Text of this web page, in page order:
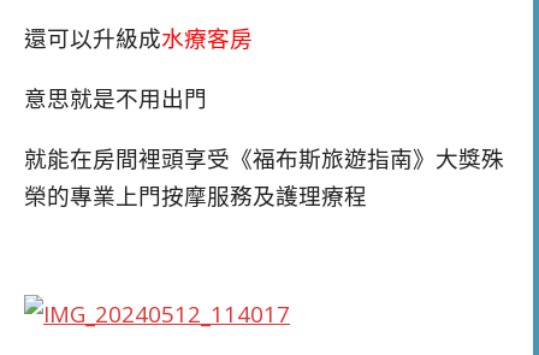
還可以升級成水療客房
意思就是不用出門
就能在房間裡頭享受《福布斯旅遊指南》大獎殊
榮的專業上門按摩服務及護理療程